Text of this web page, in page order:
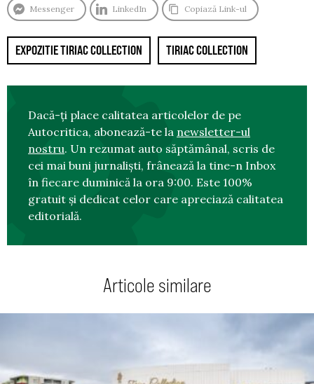
Messenger LinkedIn Copiază Link-ul
EXPOZITIE TIRIAC COLLECTION TIRIAC COLLECTION
Dacă-ți place calitatea articolelor de pe
Autocritica, abonează-te la newsletter-ul
nostru. Un rezumat auto săptămânal, scris de
cei mai buni jurnaliști, frânează la tine-n Inbox
în fiecare duminică la ora 9:00. Este 100%
gratuit și dedicat celor care apreciază calitatea
editorială.
Articole similare